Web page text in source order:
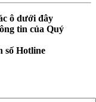
ô dưới đây
tin của Quý
số Hotline